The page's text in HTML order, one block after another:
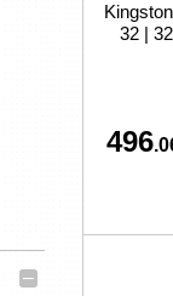
–
32 |
496